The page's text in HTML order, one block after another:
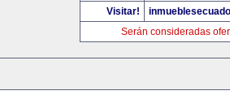
Visitar!
Serán consideradas